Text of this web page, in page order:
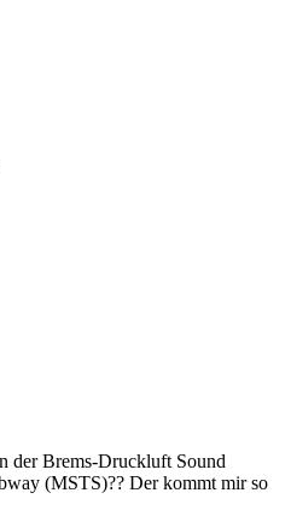
der Brems-Druckluft Sound
(MSTS)?? Der kommt mir so